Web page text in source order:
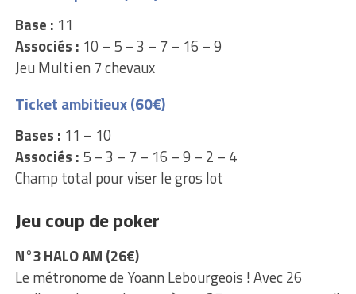
Base : 11
Associés : 10 – 5 – 3 – 7 – 16 – 9
Jeu Multi en 7 chevaux
Ticket ambitieux (60€)
Bases : 11 – 10
Associés : 5 – 3 – 7 – 16 – 9 – 2 – 4
Champ total pour viser le gros lot
Jeu coup de poker
N°3 HALO AM (26€)
Le métronome de Yoann Lebourgeois ! Avec 26